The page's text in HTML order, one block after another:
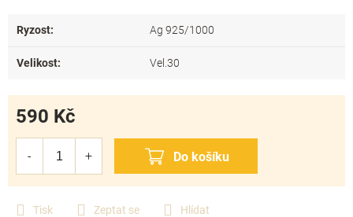
Tisk Zeptat se Hlídat
590 Kč
Ryzost: Ag 925/1000
Velikost: Vel.30